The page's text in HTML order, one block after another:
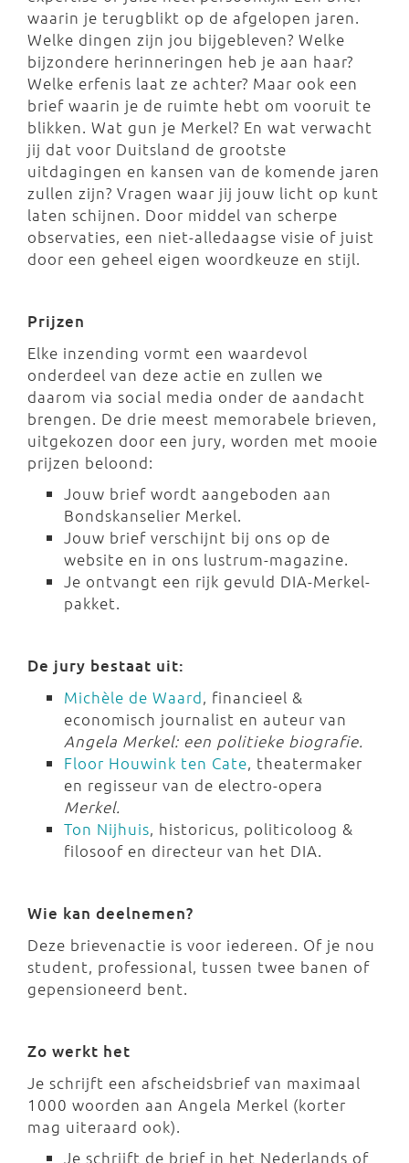
waarin je terugblikt op de afgelopen jaren.
Welke dingen zijn jou bijgebleven? Welke
bijzondere herinneringen heb je aan haar?
Welke erfenis laat ze achter? Maar ook een
brief waarin je de ruimte hebt om vooruit te
blikken. Wat gun je Merkel? En wat verwacht
jij dat voor Duitsland de grootste
uitdagingen en kansen van de komende jaren
zullen zijn? Vragen waar jij jouw licht op kunt
laten schijnen. Door middel van scherpe
observaties, een niet-alledaagse visie of juist
door een geheel eigen woordkeuze en stijl.
Prijzen
Elke inzending vormt een waardevol
onderdeel van deze actie en zullen we
daarom via social media onder de aandacht
brengen. De drie meest memorabele brieven,
uitgekozen door een jury, worden met mooie
prijzen beloond:
Jouw brief wordt aangeboden aan
Bondskanselier Merkel.
Jouw brief verschijnt bij ons op de
website en in ons lustrum-magazine.
Je ontvangt een rijk gevuld DIA-Merkel-
pakket.
De jury bestaat uit:
Michèle de Waard, financieel &
economisch journalist en auteur van
Angela Merkel: een politieke biografie.
Floor Houwink ten Cate, theatermaker
en regisseur van de electro-opera
Merkel.
Ton Nijhuis, historicus, politicoloog &
filosoof en directeur van het DIA.
Wie kan deelnemen?
Deze brievenactie is voor iedereen. Of je nou
student, professional, tussen twee banen of
gepensioneerd bent.
Zo werkt het
Je schrijft een afscheidsbrief van maximaal
1000 woorden aan Angela Merkel (korter
mag uiteraard ook).
Je schrijft de brief in het Nederlands of